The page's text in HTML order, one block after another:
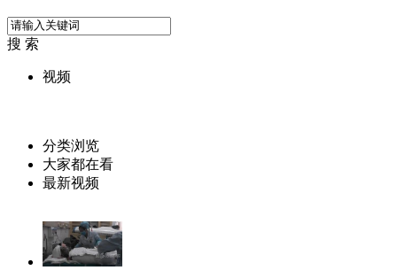
搜 索
视频
分类浏览
大家都在看
最新视频